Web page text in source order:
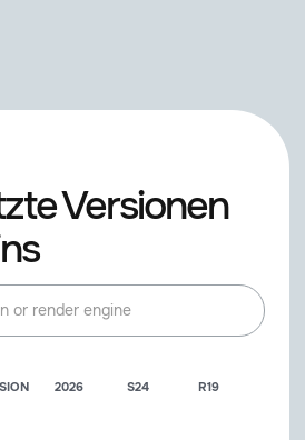
Versionen
2026 S24 R19